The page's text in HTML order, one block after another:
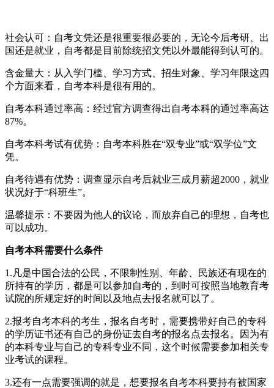
社会认可：自考文凭还是很重要很必要的，无论今后考研、出
国还是就业，自考都是目前除统招文凭以外最能得到认可的。
含金量大：从入学门槛、学习方式、招生对象、学习年限这四
个方面来看，自考本科是很有用的。
自考本科通过率高：经过官方调查得出自考本科的通过率高达
87%。
自考本科考试有优势：自考本科胜在“双专业”或“双学位”文
凭。
自考待遇有优势：调查显示自考后就业三成月薪超2000，就业
状况好于“科班生”。
温馨提示：不要因为他人的议论，而放弃自己的理想，自考也
可以成功。
自考本科需要什么条件
1.凡是中国合法的公民，不限制性别、年龄、民族还有现在的
所持有的学历，都是可以参加自考的，到时可按照当地教育考
试院的所规定好的时间以及地点去报名就可以了。
2.报考自考本科的考生，报名自考时，需要携带好自己的专科
的学历证书还有自己的身份证去自考的报名点去报名。因为有
的本科专业与自己的专科专业不同，这个时候需要参加相关专
业考试的课程。
3.还有一点需要强调的就是，想要报名自考本科要持有被国家